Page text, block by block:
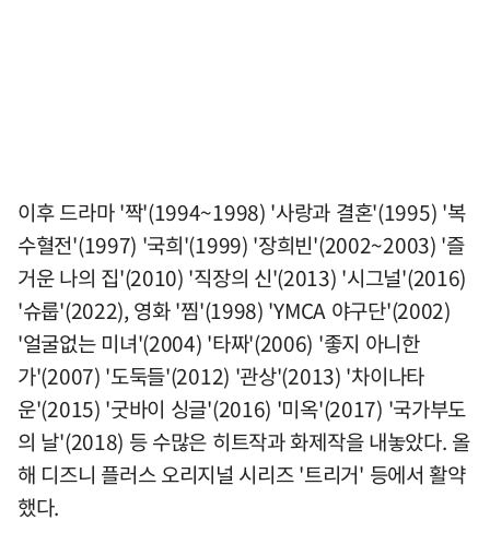
이후 드라마 '짝'(1994~1998) '사랑과 결혼'(1995) '복
수혈전'(1997) '국희'(1999) '장희빈'(2002~2003) '즐
거운 나의 집'(2010) '직장의 신'(2013) '시그널'(2016)
'슈룹'(2022), 영화 '찜'(1998) 'YMCA 야구단'(2002)
'얼굴없는 미녀'(2004) '타짜'(2006) '좋지 아니한
가'(2007) '도둑들'(2012) '관상'(2013) '차이나타
운'(2015) '굿바이 싱글'(2016) '미옥'(2017) '국가부도
의 날'(2018) 등 수많은 히트작과 화제작을 내놓았다. 올
해 디즈니 플러스 오리지널 시리즈 '트리거' 등에서 활약
했다.